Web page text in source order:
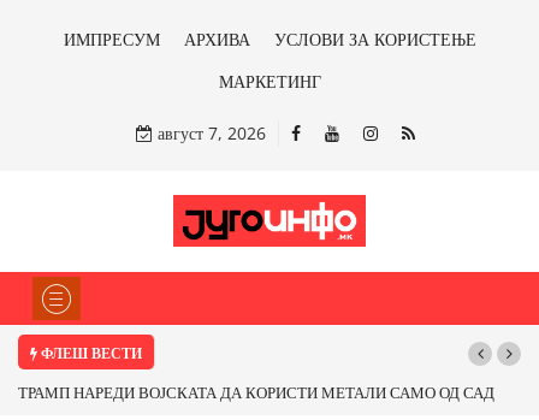
ИМПРЕСУМ АРХИВА
УСЛОВИ ЗА КОРИСТЕЊЕ
МАРКЕТИНГ
август 7, 2026
ФЛЕШ ВЕСТИ
НАРЕДИ ВОЈСКАТА ДА КОРИСТИ МЕТАЛИ САМО ОД САД
Почнува